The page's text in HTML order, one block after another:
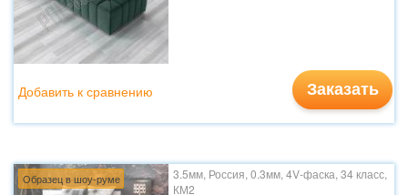
Заказать
Добавить к сравнению
Образец в шоу-руме
3.5мм, Россия, 0.3мм, 4V-фаска, 34 класс,
КМ2